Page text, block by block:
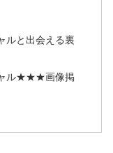
ルと出会える裏
ャル★★★画像掲